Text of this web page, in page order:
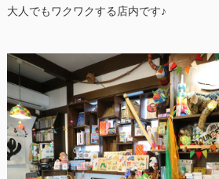
大人でもワクワクする店内です♪